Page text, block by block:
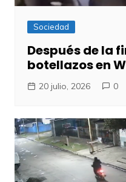
Sociedad
Después de la
botellazos en
20 julio, 2026 0